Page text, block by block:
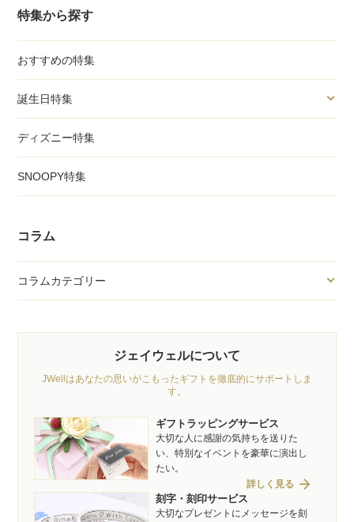
特集から探す
おすすめの特集
誕生日特集
ディズニー特集
SNOOPY特集
コラム
コラムカテゴリー
ジェイウェルについて
JWellはあなたの思いがこもったギフトを徹底的にサポートしま
す。
ギフトラッピングサービス
大切な人に感謝の気持ちを送りた
い、特別なイベントを豪華に演出し
たい。
詳しく見る arrow_forward
刻字・刻印サービス
大切なプレゼントにメッセージを刻